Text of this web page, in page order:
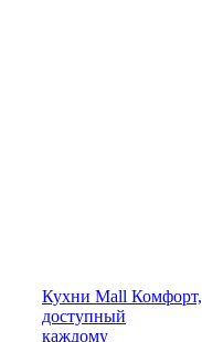
Кухни Mall Комфорт,
доступный
каждому